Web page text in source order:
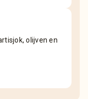
olijven en